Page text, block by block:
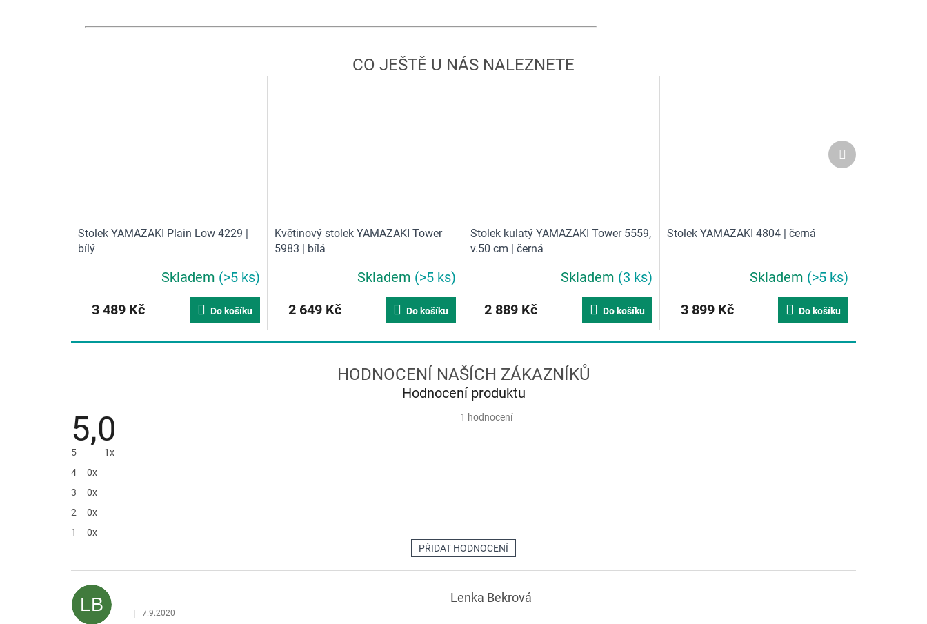
Stolek YAMAZAKI Plain Low 4229 |
bílý
Skladem (>5 ks)
3 489 Kč
Do košíku
Květinový stolek YAMAZAKI Tower
5983 | bílá
Skladem (>5 ks)
2 649 Kč
Do košíku
Stolek kulatý YAMAZAKI Tower 5559,
v.50 cm | černá
Skladem (3 ks)
2 889 Kč
Do košíku
Stolek YAMAZAKI 4804 | černá
Skladem (>5 ks)
3 899 Kč
Do košíku
Další
produkt
Hodnocení produktu
5,0
Průměrné
1 hodnocení
5
1x
4
0x
3
0x
2
0x
1
0x
PŘIDAT HODNOCENÍ
p
i LB Lenka Bekrová
Hodnocení produktu je 5 z 5 hvězdiček.
| 7.9.2020